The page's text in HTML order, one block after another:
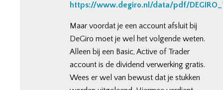
https://www.degiro.nl/data/pdf/
Maar voordat je een account afsluit bij
DeGiro moet je wel het volgende weten.
Alleen bij een Basic, Active of Trader
account is de dividend verwerking gratis.
Wees er wel van bewust dat je stukken